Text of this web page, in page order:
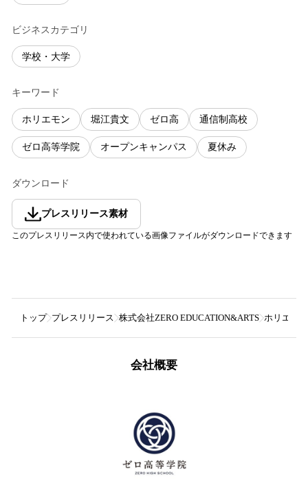
ビジネスカテゴリ
学校・大学
キーワード
ホリエモン 堀江貴文 ゼロ高 通信制高校
ゼロ高等学院 オープンキャンパス 夏休み
ダウンロード
プレスリリース素材
このプレスリリース内で使われている画像ファイルがダウンロードできます
トップ プレスリリース 株式会社ZERO EDUCATION&ARTS ホリエモ
会社概要